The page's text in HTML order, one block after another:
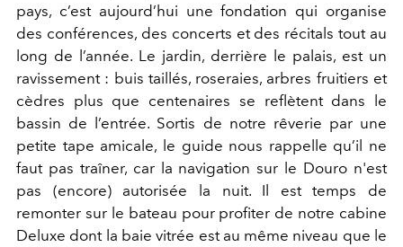
pays, c’est aujourd’hui une fondation qui organise
des conférences, des concerts et des récitals tout au
long de l’année. Le jardin, derrière le palais, est un
ravissement : buis taillés, roseraies, arbres fruitiers et
cèdres plus que centenaires se reflètent dans le
bassin de l’entrée. Sortis de notre rêverie par une
petite tape amicale, le guide nous rappelle qu’il ne
faut pas traîner, car la navigation sur le Douro n'est
pas (encore) autorisée la nuit. Il est temps de
remonter sur le bateau pour profiter de notre cabine
Deluxe dont la baie vitrée est au même niveau que le